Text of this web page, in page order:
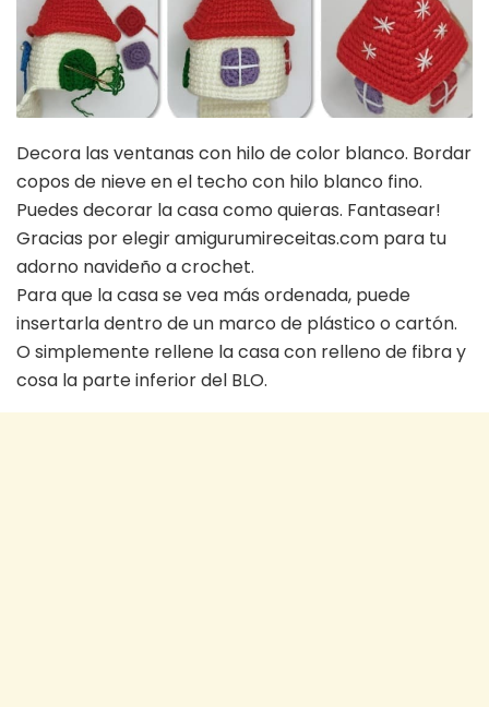
Decora las ventanas con hilo de color blanco. Bordar
copos de nieve en el techo con hilo blanco fino.
Puedes decorar la casa como quieras. Fantasear!
Gracias por elegir amigurumireceitas.com para tu
adorno navideño a crochet.
Para que la casa se vea más ordenada, puede
insertarla dentro de un marco de plástico o cartón.
O simplemente rellene la casa con relleno de fibra y
cosa la parte inferior del BLO.